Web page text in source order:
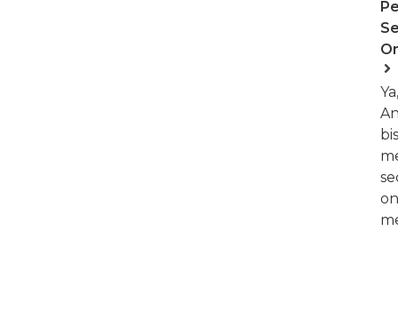
Ya,